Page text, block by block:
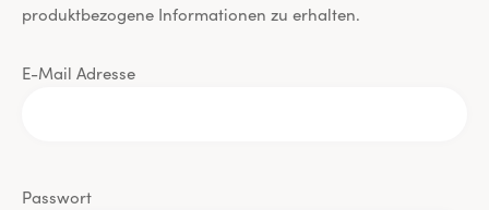
produktbezogene Informationen zu erhalten.
E-Mail Adresse
Passwort